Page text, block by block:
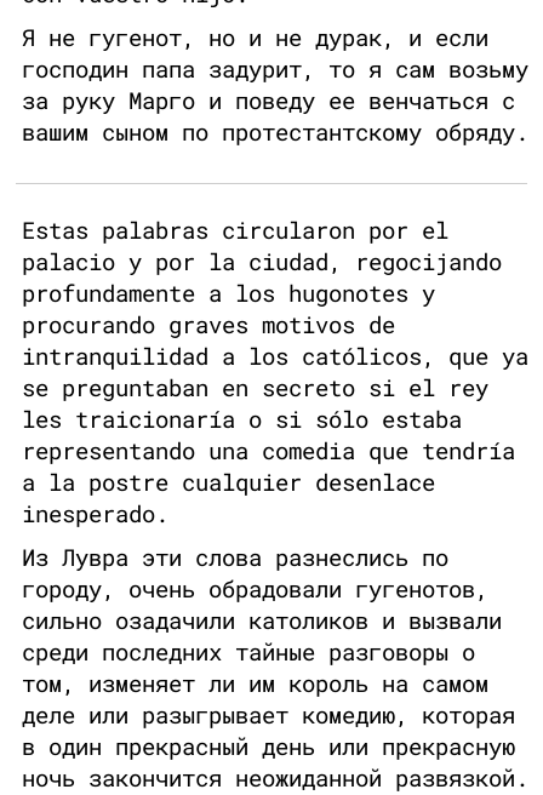
Я не гугенот, но и не дурак, и если
господин папа задурит, то я сам возьму
за руку Марго и поведу ее венчаться с
вашим сыном по протестантскому обряду.
Estas palabras circularon por el
palacio y por la ciudad, regocijando
profundamente a los hugonotes y
procurando graves motivos de
intranquilidad a los católicos, que ya
se preguntaban en secreto si el rey
les traicionaría o si sólo estaba
representando una comedia que tendría
a la postre cualquier desenlace
inesperado.
Из Лувра эти слова разнеслись по
городу, очень обрадовали гугенотов,
сильно озадачили католиков и вызвали
среди последних тайные разговоры о
том, изменяет ли им король на самом
деле или разыгрывает комедию, которая
в один прекрасный день или прекрасную
ночь закончится неожиданной развязкой.